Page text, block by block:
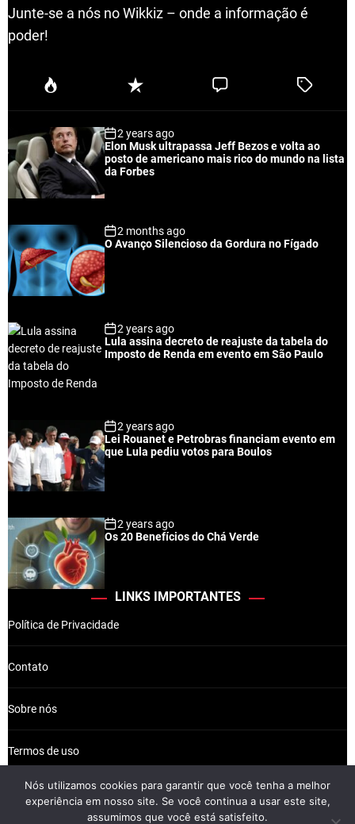
Junte-se a nós no Wikkiz – onde a informação é
poder!
P
u
a
r
R
e
n
t
C
e
T
e
2 years ago
Elon Musk ultrapassa Jeff Bezos e volta ao
posto de americano mais rico do mundo na lista
da Forbes
2 months ago
O Avanço Silencioso da Gordura no Fígado
2 years ago
Lula assina decreto de reajuste da tabela do
Imposto de Renda em evento em São Paulo
2 years ago
Lei Rouanet e Petrobras financiam evento em
que Lula pediu votos para Boulos
2 years ago
Os 20 Benefícios do Chá Verde
LINKS IMPORTANTES
Política de Privacidade
Contato
Sobre nós
Termos de uso
Nós utilizamos cookies para garantir que você tenha a melhor
experiência em nosso site. Se você continua a usar este site,
assumimos que você está satisfeito.